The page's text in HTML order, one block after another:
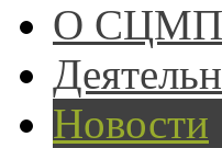
О
Новости